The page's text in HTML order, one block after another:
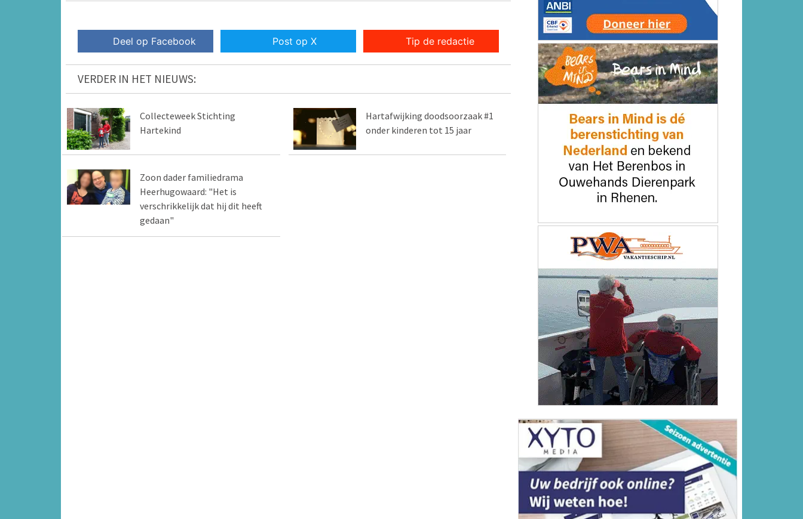
Deel op Facebook Post op X Tip de redactie
VERDER IN HET NIEUWS:
Collecteweek Stichting
Hartekind
Hartafwijking doodsoorzaak #1
onder kinderen tot 15 jaar
Zoon dader familiedrama
Heerhugowaard: "Het is
verschrikkelijk dat hij dit heeft
gedaan"